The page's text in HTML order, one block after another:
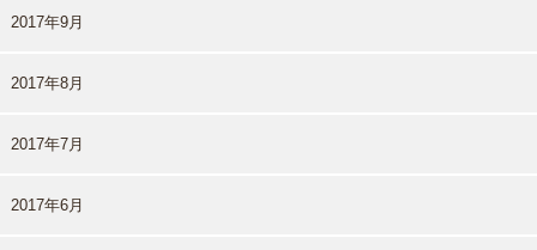
2017年9月
2017年8月
2017年7月
2017年6月